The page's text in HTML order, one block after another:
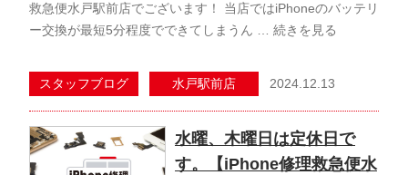
救急便水戸駅前店でございます！ 当店ではiPhoneのバッテリ
ー交換が最短5分程度でできてしまうん … 続きを見る
スタッフブログ 水戸駅前店 2024.12.13
水曜、木曜日は定休日で
す。【iPhone修理救急便水